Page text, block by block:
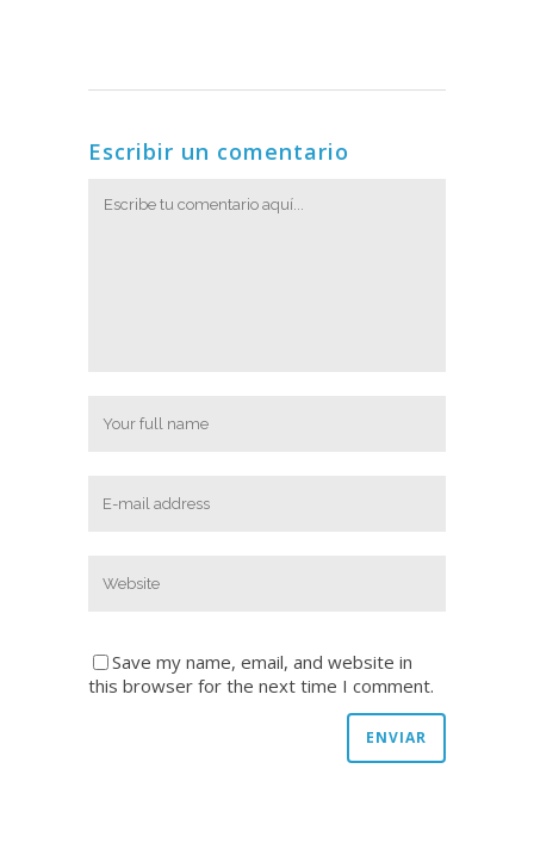
Escribir un comentario
Save my name, email, and website in
this browser for the next time I comment.